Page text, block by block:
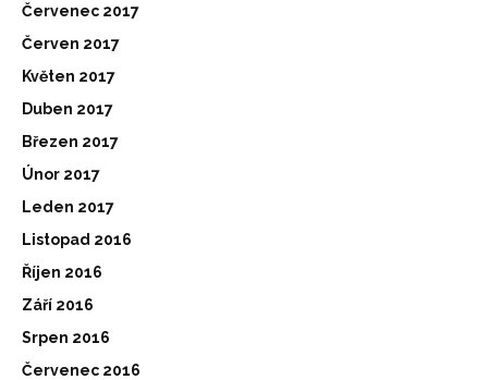
Červenec 2017
Červen 2017
Květen 2017
Duben 2017
Březen 2017
Únor 2017
Leden 2017
Listopad 2016
Říjen 2016
Září 2016
Srpen 2016
Červenec 2016